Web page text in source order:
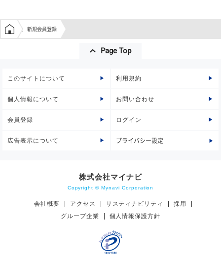
学生の窓口トップ
新規会員登録
Page Top
このサイトについて 利用規約
個人情報について お問い合わせ
会員登録 ログイン
広告表示について プライバシー設定
株式会社マイナビ
Copyright © Mynavi Corporation
会社概要 アクセス サスティナビリティ
採用
グループ企業
個人情報保護方針